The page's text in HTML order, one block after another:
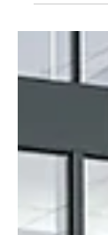
23 mrt 2023
XPEL
De
stijlvolle